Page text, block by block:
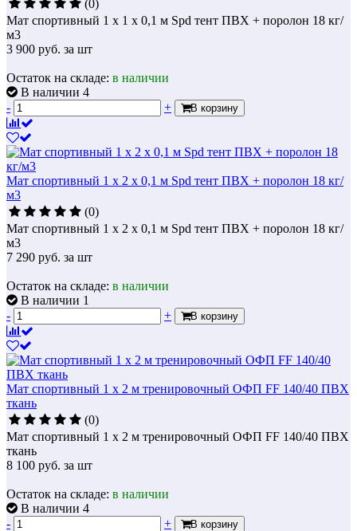
(0)
Мат спортивный 1 х 1 х 0,1 м Spd тент ПВХ + поролон 18 кг/
м3
3 900 руб. за шт
Остаток на складе: в наличии
В наличии 4
-
+ В корзину
Мат спортивный 1 х 2 х 0,1 м Spd тент ПВХ + поролон 18 кг/
м3
(0)
Мат спортивный 1 х 2 х 0,1 м Spd тент ПВХ + поролон 18 кг/
м3
7 290 руб. за шт
Остаток на складе: в наличии
В наличии 1
-
+ В корзину
Мат спортивный 1 х 2 м тренировочный ОФП FF 140/40 ПВХ
ткань
(0)
Мат спортивный 1 х 2 м тренировочный ОФП FF 140/40 ПВХ
ткань
8 100 руб. за шт
Остаток на складе: в наличии
В наличии 4
-
+ В корзину